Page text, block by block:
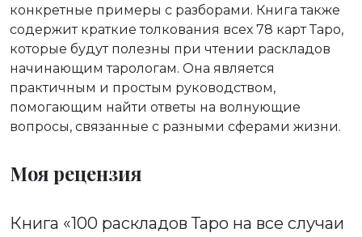
конкретные примеры с разборами. Книга также
содержит краткие толкования всех 78 карт Таро,
которые будут полезны при чтении раскладов
начинающим тарологам. Она является
практичным и простым руководством,
помогающим найти ответы на волнующие
вопросы, связанные с разными сферами жизни.
Моя рецензия
Книга «100 раскладов Таро на все случаи